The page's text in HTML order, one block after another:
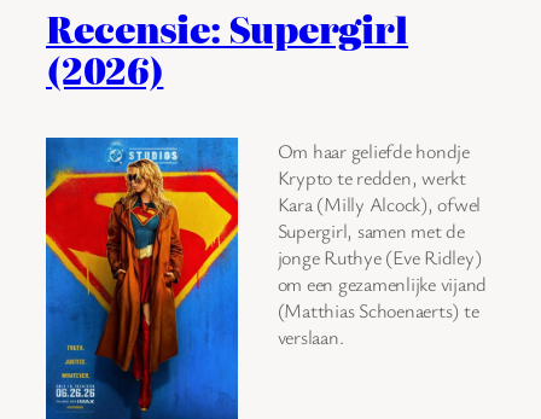
Recensie: Supergirl
(2026)
Om haar geliefde hondje
Krypto te redden, werkt
Kara (Milly Alcock), ofwel
Supergirl, samen met de
jonge Ruthye (Eve Ridley)
om een gezamenlijke vijand
(Matthias Schoenaerts) te
verslaan.